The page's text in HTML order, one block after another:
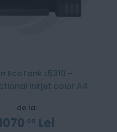
EcoTank L5310 -
Inkjet color A4
de la:
00 Lei